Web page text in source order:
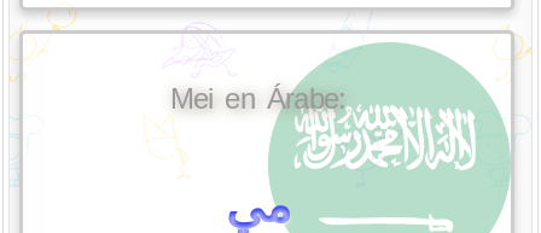
Mei en Árabe:
مي